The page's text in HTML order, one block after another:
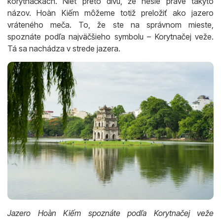
názov. Hoàn Kiếm môžeme totiž preložiť ako jazero
vráteného meča. To, že ste na správnom mieste,
spoznáte podľa najväčšieho symbolu – Korytnačej veže.
Tá sa nachádza v strede jazera.
Jazero Hoàn Kiếm spoznáte podľa Korytnačej veže